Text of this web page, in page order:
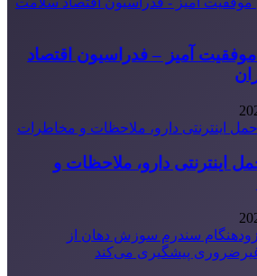
آمیز – فدراسیون اقتصاد
اینترنتی دارو، ملاحظات و